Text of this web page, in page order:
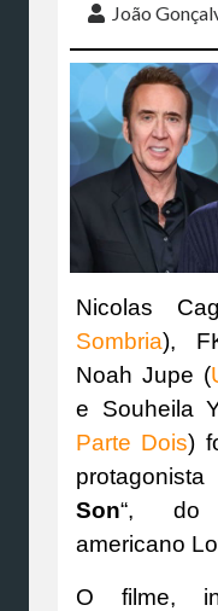
João
Nicolas
Sombria),
Noah Jupe (
e Souheila
Parte Dois)
protagonista
Son“, do
americano
O filme,